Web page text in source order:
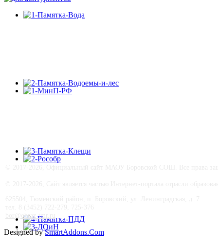
bor@obraz-tmr.ru
Designed bySmartAddons.Com